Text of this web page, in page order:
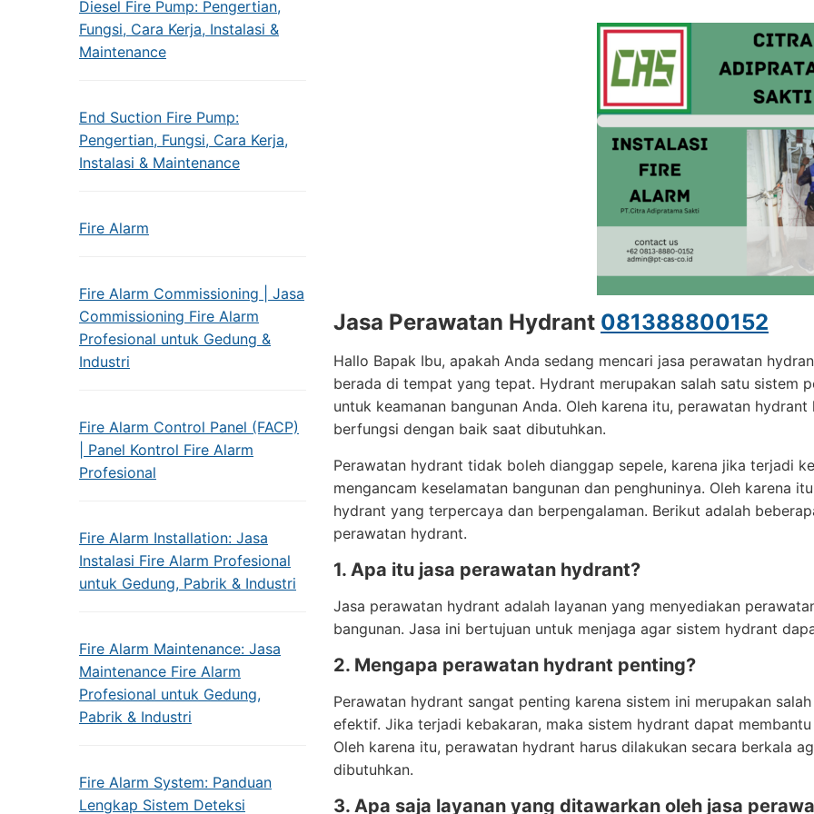
Diesel Fire Pump: Pengertian,
Fungsi, Cara Kerja, Instalasi &
Maintenance
End Suction Fire Pump:
Pengertian, Fungsi, Cara Kerja,
Instalasi & Maintenance
Fire Alarm
Fire Alarm Commissioning | Jasa
Commissioning Fire Alarm
Profesional untuk Gedung &
Industri
Fire Alarm Control Panel (FACP)
| Panel Kontrol Fire Alarm
Profesional
Fire Alarm Installation: Jasa
Instalasi Fire Alarm Profesional
untuk Gedung, Pabrik & Industri
Fire Alarm Maintenance: Jasa
Maintenance Fire Alarm
Profesional untuk Gedung,
Pabrik & Industri
Fire Alarm System: Panduan
Lengkap Sistem Deteksi
Jasa Perawatan Hydrant 081388800152
Hallo Bapak Ibu, apakah Anda sedang mencari jasa perawatan
berada di tempat yang tepat. Hydrant merupakan salah satu sistem
untuk keamanan bangunan Anda. Oleh karena itu, perawatan
berfungsi dengan baik saat dibutuhkan.
Perawatan hydrant tidak boleh dianggap sepele, karena jika terjadi
mengancam keselamatan bangunan dan penghuninya. Oleh karena
hydrant yang terpercaya dan berpengalaman. Berikut adalah
perawatan hydrant.
1. Apa itu jasa perawatan hydrant?
Jasa perawatan hydrant adalah layanan yang menyediakan
bangunan. Jasa ini bertujuan untuk menjaga agar sistem hydrant
2. Mengapa perawatan hydrant penting?
Perawatan hydrant sangat penting karena sistem ini merupakan
efektif. Jika terjadi kebakaran, maka sistem hydrant dapat
Oleh karena itu, perawatan hydrant harus dilakukan secara berkala
dibutuhkan.
3. Apa saja layanan yang ditawarkan oleh jasa